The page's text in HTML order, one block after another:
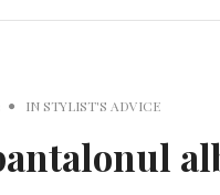
IN STYLIST'S ADVICE